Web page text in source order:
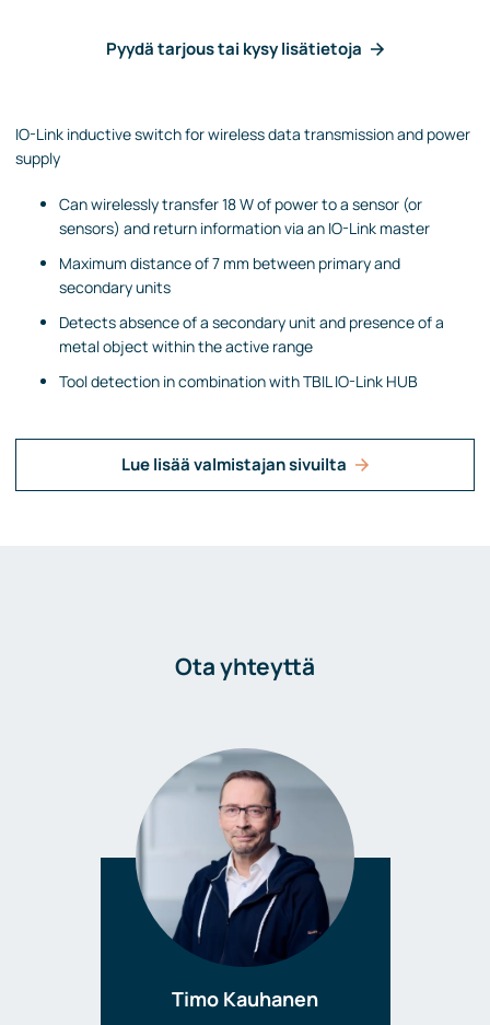
Pyydä tarjous tai kysy lisätietoja
IO-Link inductive switch for wireless data transmission and power
supply
Can wirelessly transfer 18 W of power to a sensor (or
sensors) and return information via an IO-Link master
Maximum distance of 7 mm between primary and
secondary units
Detects absence of a secondary unit and presence of a
metal object within the active range
Tool detection in combination with TBIL IO-Link HUB
Lue lisää valmistajan sivuilta
Ota yhteyttä
Timo Kauhanen